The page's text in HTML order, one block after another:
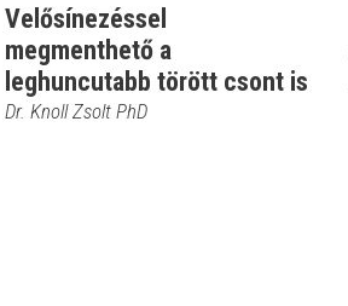
Velősínezéssel
megmenthető a
leghuncutabb törött csont is
Dr. Knoll Zsolt PhD